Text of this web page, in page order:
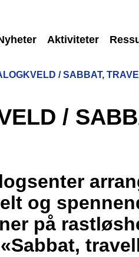
Aktiviteter
/ SABBAT,
/
og
på